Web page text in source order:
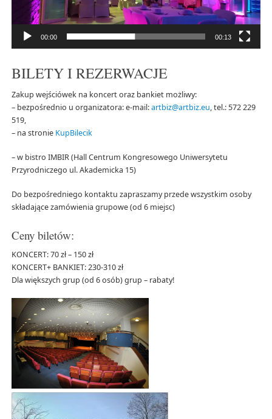
00:00 00:13
BILETY I REZERWACJE
Zakup wejściówek na koncert oraz bankiet możliwy:
– bezpośrednio u organizatora: e-mail:artbiz@artbiz.eu, tel.: 572 229
519,
– na stronie KupBilecik
– w bistro IMBIR (Hall Centrum Kongresowego Uniwersytetu
Przyrodniczego ul. Akademicka 15)
Do bezpośredniego kontaktu zapraszamy przede wszystkim osoby
składające zamówienia grupowe (od 6 miejsc)
Ceny biletów:
KONCERT: 70 zł – 150 zł
KONCERT+ BANKIET: 230-310 zł
Dla większych grup (od 6 osób) grup – rabaty!